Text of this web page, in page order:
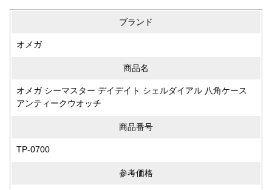
ブランド
オメガ
商品名
オメガ シーマスター デイデイト シェルダイアル 八角ケース
アンティークウオッチ
商品番号
TP-0700
参考価格